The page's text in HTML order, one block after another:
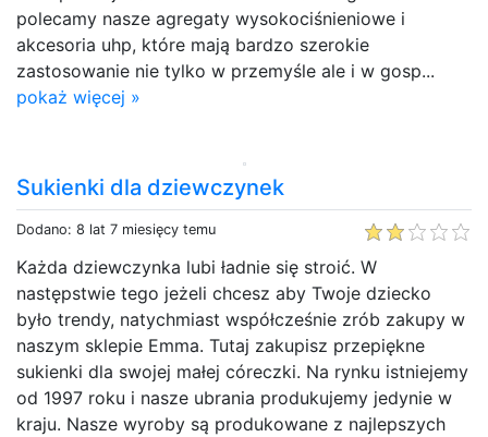
polecamy nasze agregaty wysokociśnieniowe i
akcesoria uhp, które mają bardzo szerokie
zastosowanie nie tylko w przemyśle ale i w gosp...
pokaż więcej »
Sukienki dla dziewczynek
Dodano: 8 lat 7 miesięcy temu
Każda dziewczynka lubi ładnie się stroić. W
następstwie tego jeżeli chcesz aby Twoje dziecko
było trendy, natychmiast współcześnie zrób zakupy w
naszym sklepie Emma. Tutaj zakupisz przepiękne
sukienki dla swojej małej córeczki. Na rynku istniejemy
od 1997 roku i nasze ubrania produkujemy jedynie w
kraju. Nasze wyroby są produkowane z najlepszych